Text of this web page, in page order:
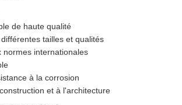
de haute qualité
tailles et qualités
normes internationales
à la corrosion
et à l'architecture